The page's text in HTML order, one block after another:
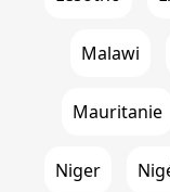
Malawi
Mauritanie
Niger